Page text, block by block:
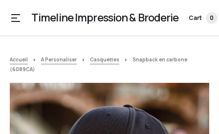
Timeline Impression & Broderie Cart 0
Accueil A Personaliser Casquettes
Snapback en carbone
(6089CA)